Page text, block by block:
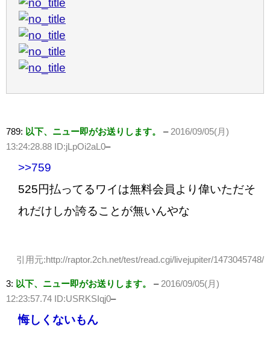
789: 以下、ニュー即がお送りします。 –2016/09/05(月)
13:24:28.88 ID:jLpOi2aL0–
>>759
525円払ってるワイは無料会員より偉いただそ
れだけしか誇ることが無いんやな
引用元:http://raptor.2ch.net/test/read.cgi/livejupiter/1473045748/
3: 以下、ニュー即がお送りします。 –2016/09/05(月)
12:23:57.74 ID:USRKSIqj0–
悔しくないもん